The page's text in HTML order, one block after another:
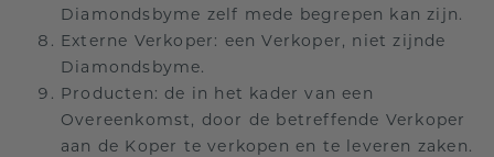
Diamondsbyme zelf mede begrepen kan zijn.
Externe Verkoper: een Verkoper, niet zijnde
Diamondsbyme.
Producten: de in het kader van een
Overeenkomst, door de betreffende Verkoper
aan de Koper te verkopen en te leveren zaken.